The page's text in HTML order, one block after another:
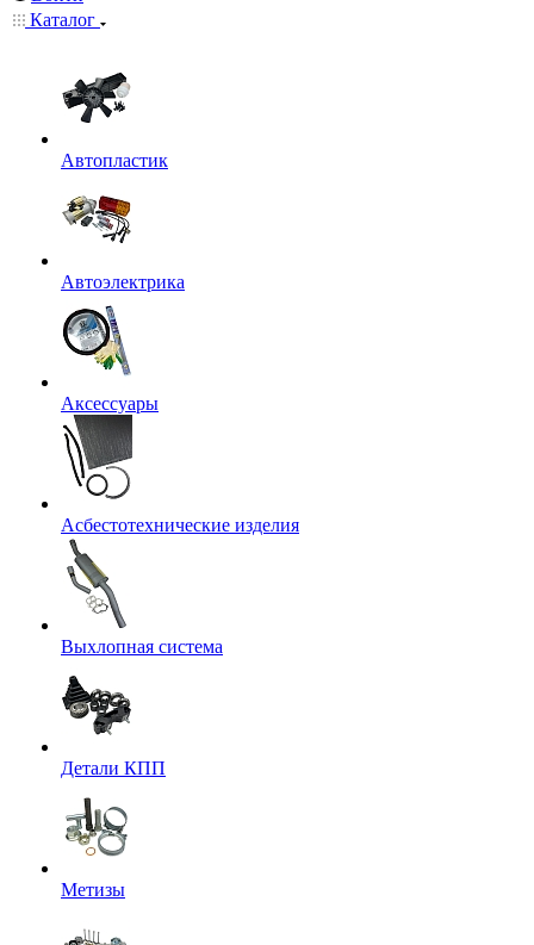
Каталог
Автопластик
Автоэлектрика
Аксессуары
Асбестотехнические изделия
Выхлопная система
Детали КПП
Метизы